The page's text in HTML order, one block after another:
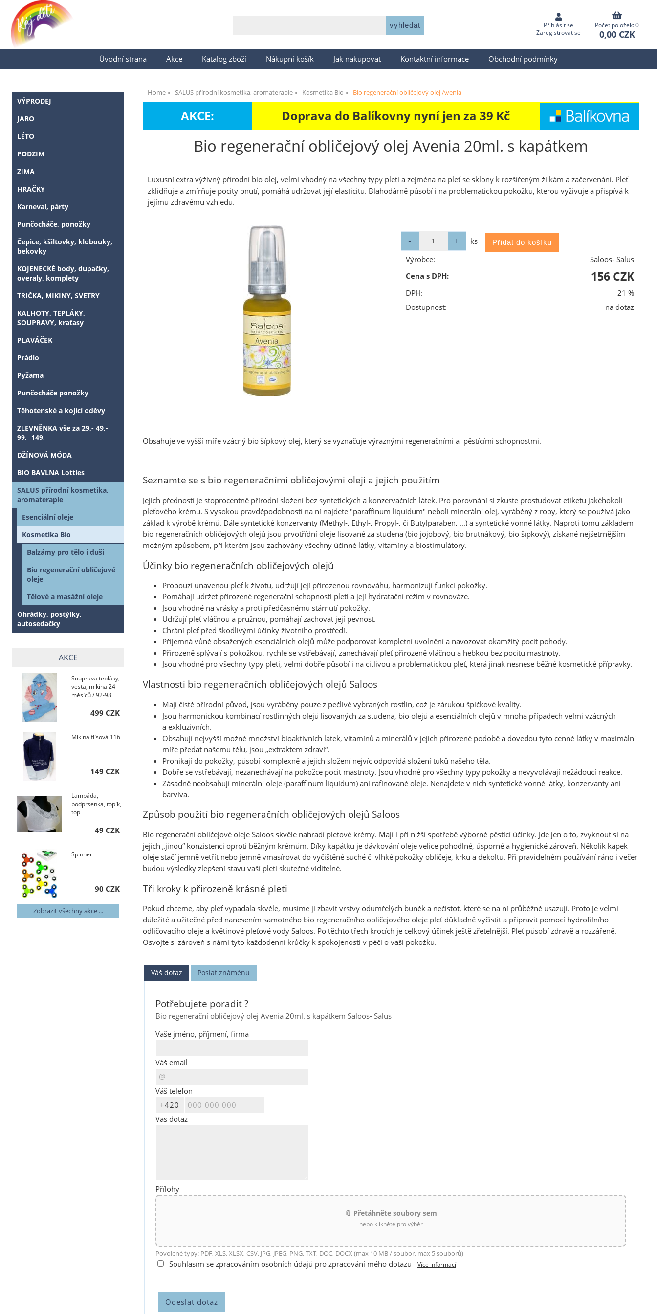
Přihlásit se
Zaregistrovat se
Počet položek: 0
0,00 CZK
Úvodní strana Akce Katalog zboží Nákupní košík Jak nakupovat Kontaktní informace Obchodní podmínky
Home SALUS přírodní kosmetika, aromaterapie Kosmetika Bio Bio regenerační obličejový olej Avenia
AKCE: Doprava do Balíkovny nyní jen za 39 Kč
Bio regenerační obličejový olej Avenia 20ml. s kapátkem
Luxusní extra výživný přírodní bio olej, velmi vhodný na všechny typy pleti a zejména na pleť se sklony k rozšířeným žilkám a začervenání. Pleť
zklidňuje a zmírňuje pocity pnutí, pomáhá udržovat její elasticitu. Blahodárně působí i na problematickou pokožku, kterou vyživuje a přispívá k
jejímu zdravému vzhledu.
ks
Výrobce:
Saloos- Salus
Cena s DPH:
156 CZK
DPH:
21 %
Dostupnost:
na dotaz
Obsahuje ve vyšší míře vzácný bio šípkový olej, který se vyznačuje výraznými regeneračními a pěstícími schopnostmi.
Seznamte se s bio regeneračními obličejovými oleji a jejich použitím
Jejich předností je stoprocentně přírodní složení bez syntetických a konzervačních látek. Pro porovnání si zkuste prostudovat etiketu jakéhokoli
pleťového krému. S vysokou pravděpodobností na ní najdete "paraffinum liquidum" neboli minerální olej, vyráběný z ropy, který se používá jako
základ k výrobě krémů. Dále syntetické konzervanty (Methyl-, Ethyl-, Propyl-, či Butylparaben, ...) a syntetické vonné látky. Naproti tomu základem
bio regeneračních obličejových olejů jsou prvotřídní oleje lisované za studena (bio jojobový, bio brutnákový, bio šípkový), získané nejšetrnějším
možným způsobem, při kterém jsou zachovány všechny účinné látky, vitamíny a biostimulátory.
Účinky bio regeneračních obličejových olejů
Probouzí unavenou pleť k životu, udržují její přirozenou rovnováhu, harmonizují funkci pokožky.
Pomáhají udržet přirozené regenerační schopnosti pleti a její hydratační režim v rovnováze.
Jsou vhodné na vrásky a proti předčasnému stárnutí pokožky.
Udržují pleť vláčnou a pružnou, pomáhají zachovat její pevnost.
Chrání pleť před škodlivými účinky životního prostředí.
Příjemná vůně obsažených esenciálních olejů může podporovat kompletní uvolnění a navozovat okamžitý pocit pohody.
Přirozeně splývají s pokožkou, rychle se vstřebávají, zanechávají pleť přirozeně vláčnou a hebkou bez pocitu mastnoty.
Jsou vhodné pro všechny typy pleti, velmi dobře působí i na citlivou a problematickou pleť, která jinak nesnese běžné kosmetické přípravky.
Vlastnosti bio regeneračních obličejových olejů Saloos
Mají čistě přírodní původ, jsou vyráběny pouze z pečlivě vybraných rostlin, což je zárukou špičkové kvality.
Jsou harmonickou kombinací rostlinných olejů lisovaných za studena, bio olejů a esenciálních olejů v mnoha případech velmi vzácných
a exkluzivních.
Obsahují nejvyšší možné množství bioaktivních látek, vitamínů a minerálů v jejich přirozené podobě a dovedou tyto cenné látky v maximální
míře předat našemu tělu, jsou „extraktem zdraví“.
Pronikají do pokožky, působí komplexně a jejich složení nejvíc odpovídá složení tuků našeho těla.
Dobře se vstřebávají, nezanechávají na pokožce pocit mastnoty. Jsou vhodné pro všechny typy pokožky a nevyvolávají nežádoucí reakce.
Zásadně neobsahují minerální oleje (paraffinum liquidum) ani rafinované oleje. Nenajdete v nich syntetické vonné látky, konzervanty ani
barviva.
Způsob použití bio regeneračních obličejových olejů Saloos
Bio regenerační obličejové oleje Saloos skvěle nahradí pleťové krémy. Mají i při nižší spotřebě výborné pěsticí účinky. Jde jen o to, zvyknout si na
jejich „jinou“ konzistenci oproti běžným krémům. Díky kapátku je dávkování oleje velice pohodlné, úsporné a hygienické zároveň. Několik kapek
oleje stačí jemně vetřít nebo jemně vmasírovat do vyčištěné suché či vlhké pokožky obličeje, krku a dekoltu. Při pravidelném používání ráno i večer
budou výsledky zlepšení stavu vaší pleti skutečně viditelné.
Tři kroky k přirozeně krásné pleti
Pokud chceme, aby pleť vypadala skvěle, musíme ji zbavit vrstvy odumřelých buněk a nečistot, které se na ní průběžně usazují. Proto je velmi
důležité a užitečné před nanesením samotného bio regeneračního obličejového oleje pleť důkladně vyčistit a připravit pomocí hydrofilního
odličovacího oleje a květinové pleťové vody Saloos. Po těchto třech krocích je celkový účinek ještě zřetelnější. Pleť působí zdravě a rozzářeně.
Osvojte si zároveň s námi tyto každodenní krůčky k spokojenosti v péči o vaši pokožku.
Váš dotaz Poslat známénu
Potřebujete poradit ?
Bio regenerační obličejový olej Avenia 20ml. s kapátkem Saloos- Salus
Vaše jméno, příjmení, firma
Váš email
Váš telefon
Váš dotaz
Přílohy
📎 Přetáhněte soubory sem
nebo klikněte pro výběr
Povolené typy: PDF, XLS, XLSX, CSV, JPG, JPEG, PNG, TXT, DOC, DOCX (max 10 MB / soubor, max 5 souborů)
Souhlasím se zpracováním osobních údajů pro zpracování mého dotazu Více informací
VÝPRODEJ
JARO
LÉTO
PODZIM
ZIMA
HRAČKY
Karneval, párty
Punčocháče, ponožky
Čepice, kšiltovky, klobouky,
bekovky
KOJENECKÉ body, dupačky,
overaly, komplety
TRIČKA, MIKINY, SVETRY
KALHOTY, TEPLÁKY,
SOUPRAVY, kraťasy
PLAVÁČEK
Prádlo
Pyžama
Punčocháče ponožky
Těhotenské a kojící oděvy
ZLEVNĚNKA vše za 29,- 49,-
99,- 149,-
DŽÍNOVÁ MÓDA
BIO BAVLNA Lotties
SALUS přírodní kosmetika,
aromaterapie
Esenciální oleje
Kosmetika Bio
Balzámy pro tělo i duši
Bio regenerační obličejové
oleje
Tělové a masážní oleje
Ohrádky, postýlky,
autosedačky
AKCE
Souprava tepláky,
vesta, mikina 24
měsíců / 92-98
499 CZK
Mikina flísová 116
149 CZK
Lambáda,
podprsenka, topík,
top
49 CZK
Spinner
90 CZK
Zobrazit všechny akce ...